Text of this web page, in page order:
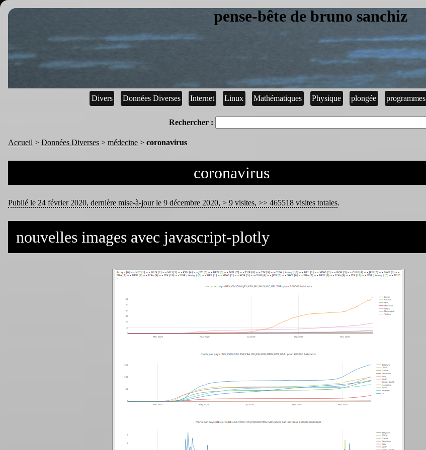
pense-bête de bruno sanchiz
Divers Données Diverses Internet Linux Mathématiques Physique plongée programmes
Rechercher :
Accueil > Données Diverses > médecine > coronavirus
coronavirus
Publié le 24 février 2020, dernière mise-à-jour le 9 décembre 2020, > 9 visites, >> 465518 visites totales.
nouvelles images avec javascript-plotly